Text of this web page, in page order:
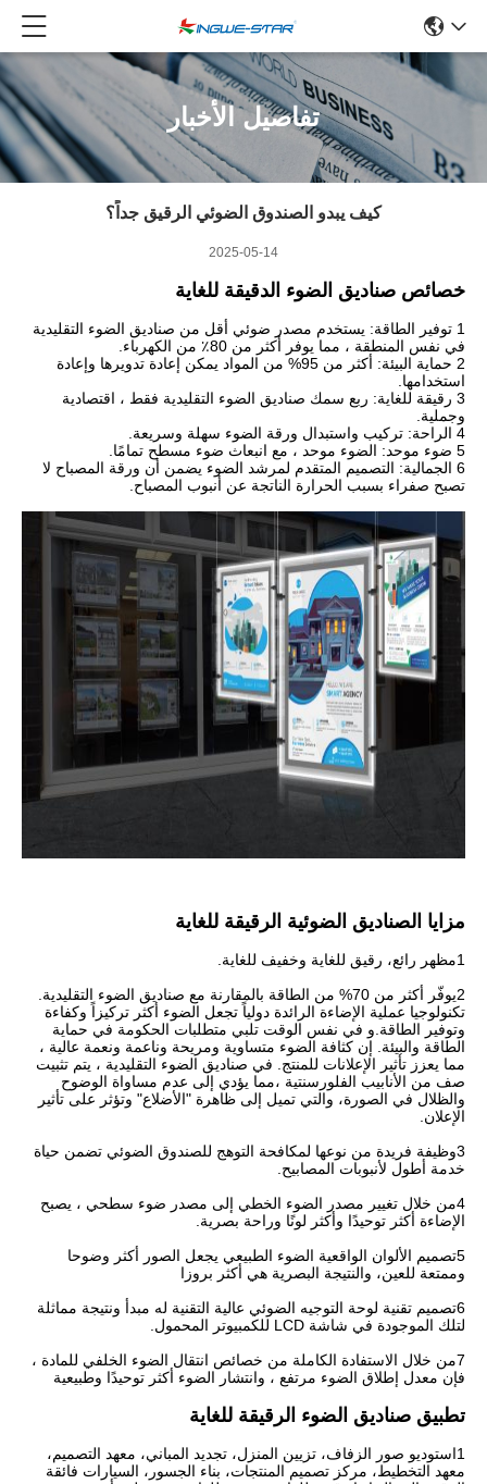
تفاصيل الأخبار
كيف يبدو الصندوق الضوئي الرقيق جداً؟
2025-05-14
خصائص صناديق الضوء الدقيقة للغاية
1 توفير الطاقة: يستخدم مصدر ضوئي أقل من صناديق الضوء التقليدية
في نفس المنطقة ، مما يوفر أكثر من 80٪ من الكهرباء.
2 حماية البيئة: أكثر من 95% من المواد يمكن إعادة تدويرها وإعادة
استخدامها.
3 رقيقة للغاية: ربع سمك صناديق الضوء التقليدية فقط ، اقتصادية
وجملية.
4 الراحة: تركيب واستبدال ورقة الضوء سهلة وسريعة.
5 ضوء موحد: الضوء موحد ، مع انبعاث ضوء مسطح تمامًا.
6 الجمالية: التصميم المتقدم لمرشد الضوء يضمن أن ورقة المصباح لا
تصبح صفراء بسبب الحرارة الناتجة عن أنبوب المصباح.
مزايا الصناديق الضوئية الرقيقة للغاية
1مظهر رائع، رقيق للغاية وخفيف للغاية.
2يوفّر أكثر من 70% من الطاقة بالمقارنة مع صناديق الضوء التقليدية.
تكنولوجيا عملية الإضاءة الرائدة دولياً تجعل الضوء أكثر تركيزاً وكفاءة
وتوفير الطاقة.و في نفس الوقت تلبي متطلبات الحكومة في حماية
الطاقة والبيئة. إن كثافة الضوء متساوية ومريحة وناعمة ونعمة عالية ،
مما يعزز تأثير الإعلانات للمنتج. في صناديق الضوء التقليدية ، يتم تثبيت
صف من الأنابيب الفلورسنتية ،مما يؤدي إلى عدم مساواة الوضوح
والظلال في الصورة، والتي تميل إلى ظاهرة "الأضلاع" وتؤثر على تأثير
الإعلان.
3وظيفة فريدة من نوعها لمكافحة التوهج للصندوق الضوئي تضمن حياة
خدمة أطول لأنبوبات المصابيح.
4من خلال تغيير مصدر الضوء الخطي إلى مصدر ضوء سطحي ، يصبح
الإضاءة أكثر توحيدًا وأكثر لونًا وراحة بصرية.
5تصميم الألوان الواقعية الضوء الطبيعي يجعل الصور أكثر وضوحا
وممتعة للعين، والنتيجة البصرية هي أكثر بروزا
6تصميم تقنية لوحة التوجيه الضوئي عالية التقنية له مبدأ ونتيجة مماثلة
لتلك الموجودة في شاشة LCD للكمبيوتر المحمول.
7من خلال الاستفادة الكاملة من خصائص انتقال الضوء الخلفي للمادة ،
فإن معدل إطلاق الضوء مرتفع ، وانتشار الضوء أكثر توحيدًا وطبيعية
تطبيق صناديق الضوء الرقيقة للغاية
1استوديو صور الزفاف، تزيين المنزل، تجديد المباني، معهد التصميم،
معهد التخطيط، مركز تصميم المنتجات، بناء الجسور، السيارات فائقة